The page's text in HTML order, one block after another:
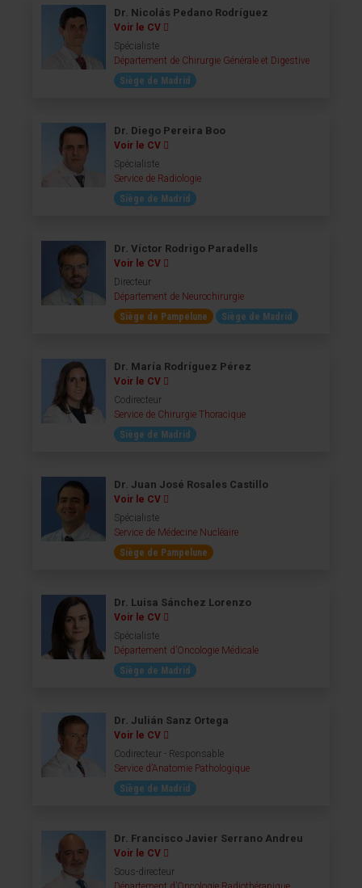
Dr. Nicolás Pedano Rodríguez
Voir le CV
Spécialiste
Département de Chirurgie Générale et Digestive
Siège de Madrid
Dr. Diego Pereira Boo
Voir le CV
Spécialiste
Service de Radiologie
Siège de Madrid
Dr. Víctor Rodrigo Paradells
Voir le CV
Directeur
Département de Neurochirurgie
Siège de Pampelune
Siège de Madrid
Dr. María Rodríguez Pérez
Voir le CV
Codirecteur
Service de Chirurgie Thoracique
Siège de Madrid
Dr. Juan José Rosales Castillo
Voir le CV
Spécialiste
Service de Médecine Nucléaire
Siège de Pampelune
Dr. Luisa Sánchez Lorenzo
Voir le CV
Spécialiste
Département d’Oncologie Médicale
Siège de Madrid
Dr. Julián Sanz Ortega
Voir le CV
Codirecteur - Responsable
Service d’Anatomie Pathologique
Siège de Madrid
Dr. Francisco Javier Serrano Andreu
Voir le CV
Sous-directeur